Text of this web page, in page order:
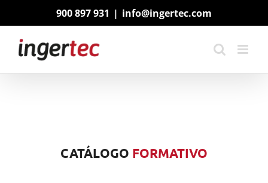
900 897 931 | info@ingertec.com
CATÁLOGO FORMATIVO